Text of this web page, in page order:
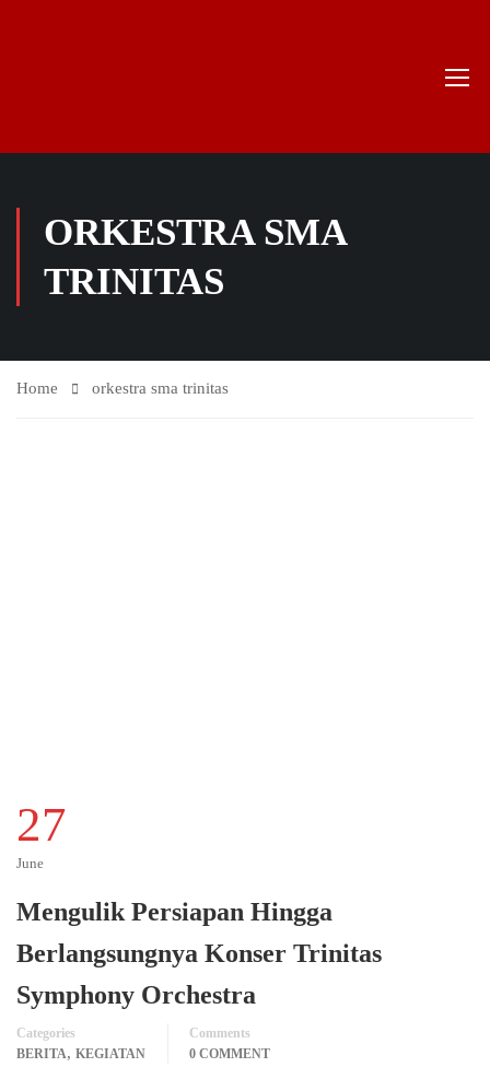
ORKESTRA SMA
TRINITAS
Home orkestra sma trinitas
27
June
Mengulik Persiapan Hingga
Berlangsungnya Konser Trinitas
Symphony Orchestra
Categories
BERITA, KEGIATAN
Comments
0 COMMENT